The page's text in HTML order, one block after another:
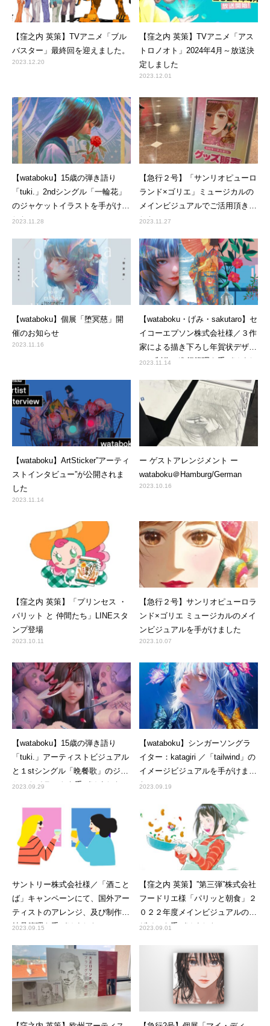
【窪之内 英策】TVアニメ「ブル
バスター」最終回を迎えました。
2023.12.20
【窪之内 英策】TVアニメ「アス
トロノオト」2024年4月～放送決
定しました
2023.12.01
【wataboku】15歳の弾き語り
「tuki.」2ndシングル「一輪花」
のジャケットイラストを手がけま
した
2023.11.28
【急行２号】「サンリオピューロ
ランド×ゴリエ」ミュージカルの
メインビジュアルでご活用頂きま
した。
2023.11.27
【wataboku】個展「堕冥慈」開
催のお知らせ
2023.11.16
【wataboku・げみ・sakutaro】セ
イコーエプソン株式会社様／３作
家による描き下ろし年賀状デザイ
ンの制作・進行管理を手がけまし
2023.11.14
【wataboku】ArtSticker”アーティ
ストインタビュー”が公開されま
した
2023.11.14
ー ゲストアレンジメント ー
wataboku＠Hamburg/German
2023.10.16
【窪之内 英策】「プリンセス ・
パリット と 仲間たち」LINEスタ
ンプ登場
2023.10.11
【急行２号】サンリオピューロラ
ンド×ゴリエ ミュージカルのメイ
ンビジュアルを手がけました
2023.10.07
【wataboku】15歳の弾き語り
「tuki.」アーティストビジュアル
と１stシングル「晩餐歌」のジャ
ケットイラストを手がけました
2023.09.29
【wataboku】シンガーソングラ
イター：katagiri ／「tailwind」の
イメージビジュアルを手がけまし
た
2023.09.19
サントリー株式会社様／「酒こと
ば」キャンペーンにて、国外アー
ティストのアレンジ、及び制作・
納品管理を手がけました。
2023.09.15
【窪之内 英策】”第三弾”株式会社
フードリエ様「パリッと朝食」２
０２２年度メインビジュアルのデ
ザインを手がけました
2023.09.01